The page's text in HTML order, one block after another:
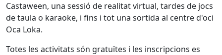
Castaween, una sessió de realitat virtual, tardes de jocs
de taula o karaoke, i fins i tot una sortida al centre d'oci
Oca Loka.
Totes les activitats són gratuïtes i les inscripcions es